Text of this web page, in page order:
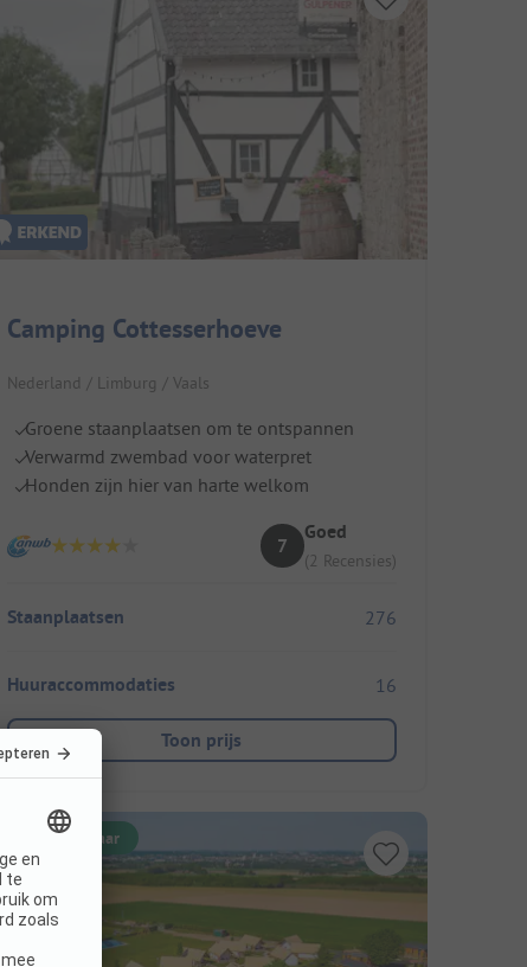
Camping Cottesserhoeve
Nederland / Limburg / Vaals
Groene staanplaatsen om te ontspannen
Verwarmd zwembad voor waterpret
Honden zijn hier van harte welkom
7
Goed
(2 Recensies)
Staanplaatsen 276
Huuraccommodaties 16
Toon prijs
Direct boekbaar